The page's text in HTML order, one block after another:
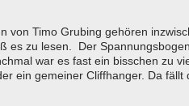
von Timo Grubing gehören
es zu lesen. Der
war es fast ein bisschen zu
ein gemeiner Cliffhanger. Da fällt